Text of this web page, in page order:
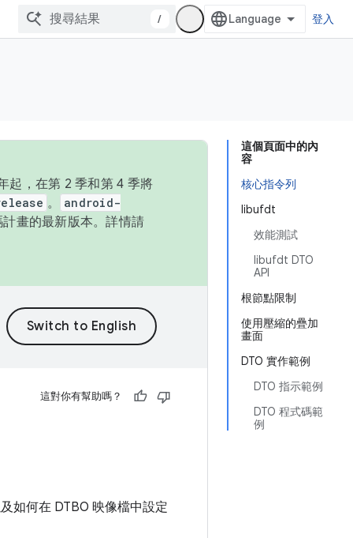
/ 登入
這個頁面中的內
容
核心指令列
libufdt
效能測試
libufdt DTO
API
根節點限制
使用壓縮的疊加
畫面
DTO 實作範例
DTO 指示範例
DTO 程式碼範
例
起，在第 2 季和第 4 季將
。
android-
畫的最新版本。詳情請
這對你有幫助嗎？
如何在 DTBO 映像檔中設定